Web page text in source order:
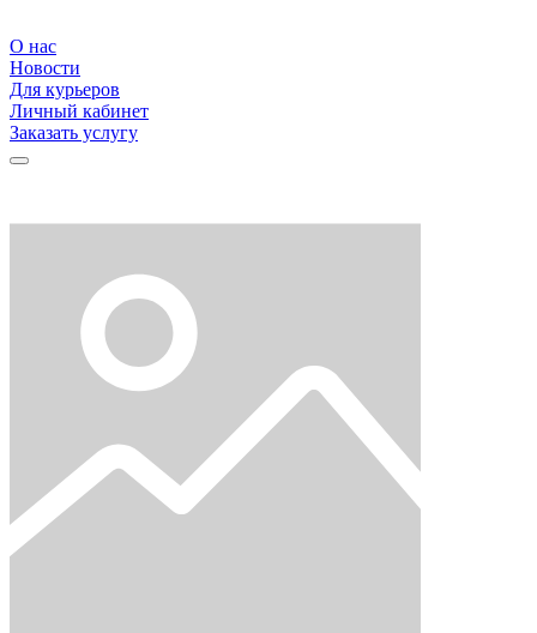
О нас
Новости
Для курьеров
Личный кабинет
Заказать услугу